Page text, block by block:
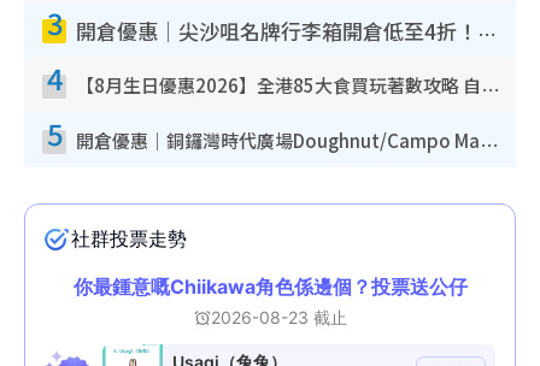
3 開倉優惠｜尖沙咀名牌行李箱開倉低至4折！一連5日 American Tourister/ace./Hallmark $200起！
4 【8月生日優惠2026】全港85大食買玩著數攻略 自助餐/火鍋放題同行免費＋誠品/DONKI送現金券
5 開倉優惠｜銅鑼灣時代廣場Doughnut/Campo Marzio開倉低至1折！背囊、書包、手袋劈價$200起